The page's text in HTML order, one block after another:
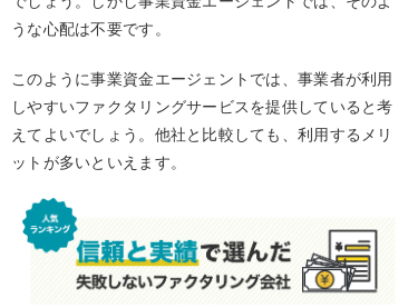
うな心配は不要です。
このように事業資金エージェントでは、事業者が利用
しやすいファクタリングサービスを提供していると考
えてよいでしょう。他社と比較しても、利用するメリ
ットが多いといえます。